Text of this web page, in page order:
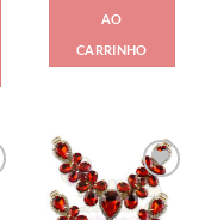
AO
CARRINHO